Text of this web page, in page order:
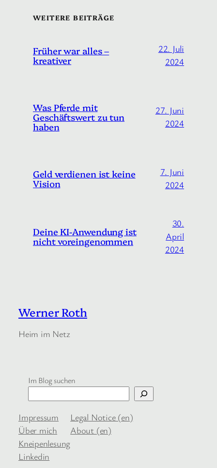
WEITERE BEITRÄGE
Früher war alles –
kreativer
22. Juli
2024
Was Pferde mit
Geschäftswert zu tun
haben
27. Juni
2024
Geld verdienen ist keine
Vision
7. Juni
2024
Deine KI-Anwendung ist
nicht voreingenommen
30.
April
2024
Werner Roth
Heim im Netz
Im Blog suchen
Impressum
Über mich
Kneipenlesung
Linkedin
Legal Notice (en)
About (en)